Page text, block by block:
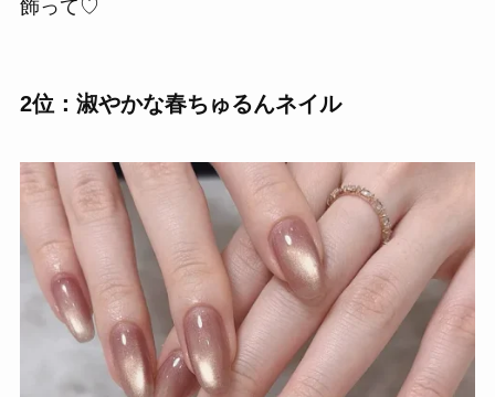
飾って♡
2位：淑やかな春ちゅるんネイル